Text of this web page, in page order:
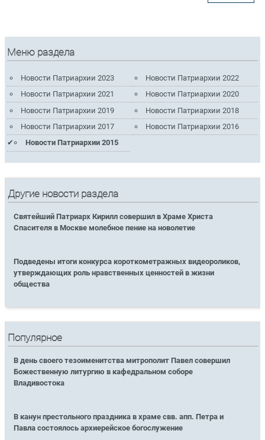
Меню раздела
Новости Патриархии 2023
Новости Патриархии 2022
Новости Патриархии 2021
Новости Патриархии 2020
Новости Патриархии 2019
Новости Патриархии 2018
Новости Патриархии 2017
Новости Патриархии 2016
Новости Патриархии 2015
Другие новости раздела
Святейший Патриарх Кирилл совершил в Храме Христа
Спасителя в Москве молебное пение на новолетие
Подведены итоги конкурса короткометражных видеороликов,
утверждающих роль нравственных ценностей в жизни
общества
Популярное
В день своего тезоименитства митрополит Павел совершил
Божественную литургию в кафедральном соборе
Владивостока
В канун престольного праздника в храме свв. апп. Петра и
Павла состоялось архиерейское богослужение